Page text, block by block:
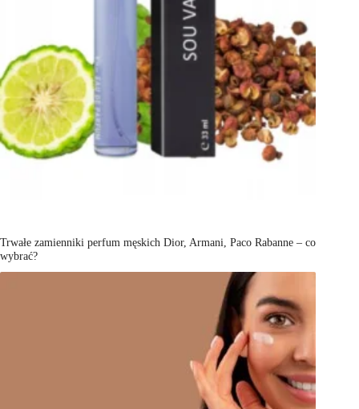
Trwałe zamienniki perfum męskich Dior, Armani, Paco Rabanne – co
wybrać?